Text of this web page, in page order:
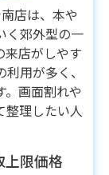
店は、本や
く郊外型の一
来店がしやす
用が多く、
。画面割れや
理したい人
上限価格